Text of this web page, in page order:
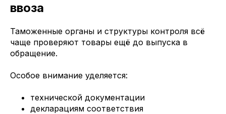
ввоза
Таможенные органы и структуры контроля всё
чаще проверяют товары ещё до выпуска в
обращение.
Особое внимание уделяется:
технической документации
декларациям соответствия